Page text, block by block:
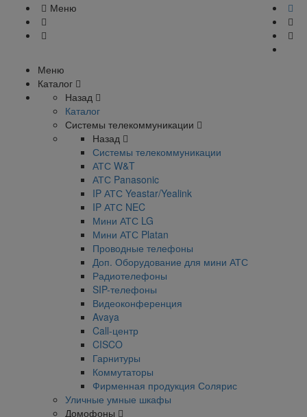
Меню
Меню
Каталог
Назад
Каталог
Системы телекоммуникации
Назад
Системы телекоммуникации
АТС W&T
АТС Panasonic
IP АТС Yeastar/Yealink
IP АТС NEC
Мини АТС LG
Мини АТС Platan
Проводные телефоны
Доп. Оборудование для мини АТС
Радиотелефоны
SIP-телефоны
Видеоконференция
Avaya
Call-центр
CISCO
Гарнитуры
Коммутаторы
Фирменная продукция Солярис
Уличные умные шкафы
Домофоны